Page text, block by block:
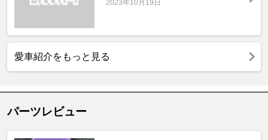
2023年10月19日
愛車紹介をもっと見る
パーツレビュー